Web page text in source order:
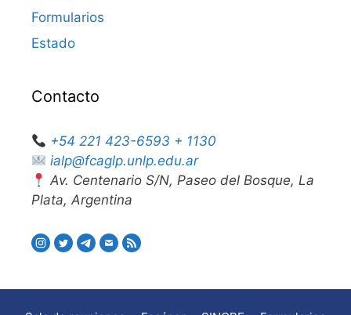
Formularios
Estado
Contacto
+54 221 423-6593 + 1130
ialp@fcaglp.unlp.edu.ar
Av. Centenario S/N, Paseo del Bosque, La
Plata, Argentina